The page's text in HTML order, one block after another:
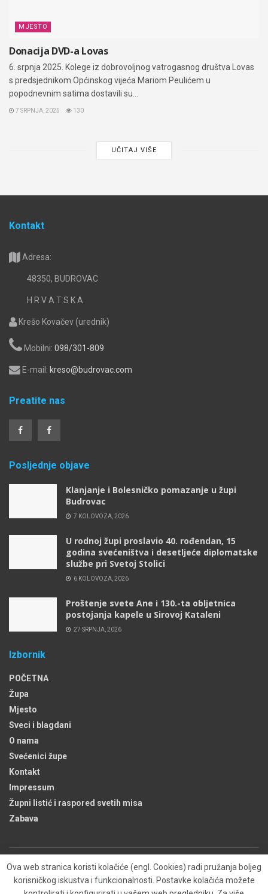
MJESTO
Donacija DVD-a Lovas
6. srpnja 2025. Kolege iz dobrovoljnog vatrogasnog društva Lovas
s predsjednikom Općinskog vijeća Mariom Peulićem u
popodnevnim satima dostavili su...
7 SRPNJA, 2025 130
UČITAJ VIŠE
Kontakt
Adresa:
48350, BUDROVAC
H R V A T S K A
Krešo Kovačev (urednik)
Mobilni: 098/301-809
E-mail: kreso@budrovac.com
Preatite nas
Posljednje objave
Klanjanje i Bolesničko pomazanje u župi
Budrovac
7 KOLOVOZA, 2026
U rodnoj župi proslavio 40. rođendan, 15
godina svećeništva i desetljeće diplomatske
službe pri Svetoj Stolici
6 KOLOVOZA, 2026
Proštenje svete Ane i 130.-ta obljetnica
postojanja kapele u Sirovoj Kataleni
27 SRPNJA, 2026
Izbornik
POČETNA
Župa
Mjesto
Sveci i blagdani
O nama
Svećenici župe
Kontakt
Impressum
Župni listić i raspored svetih misa
Zabava
Župa Kontakt O nama
Kolačići (engl. Cookies)
Izjava o zaštiti privatnosti
Ova web stranica koristi kolačiće (engl. Cookies) radi pružanja boljeg
korisničkog iskustva i funkcionalnosti. Postavke kolačića možete